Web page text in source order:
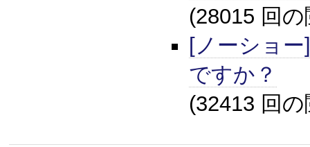
(28015 回
[ノーショ
ですか？
(32413 回